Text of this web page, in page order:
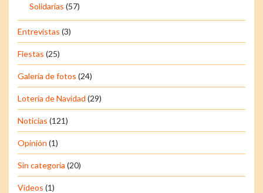
Solidarias (57)
Entrevistas (3)
Fiestas (25)
Galería de fotos (24)
Lotería de Navidad (29)
Noticias (121)
Opinión (1)
Sin categoría (20)
Vídeos (1)